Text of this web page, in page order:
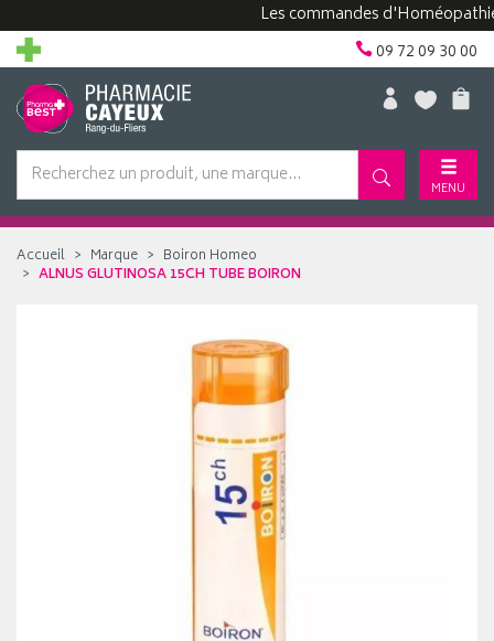
Les commandes d'Homéopathie
09 72 09 30 00
MENU
Accueil Marque
Boiron Homeo
ALNUS GLUTINOSA 15CH TUBE BOIRON